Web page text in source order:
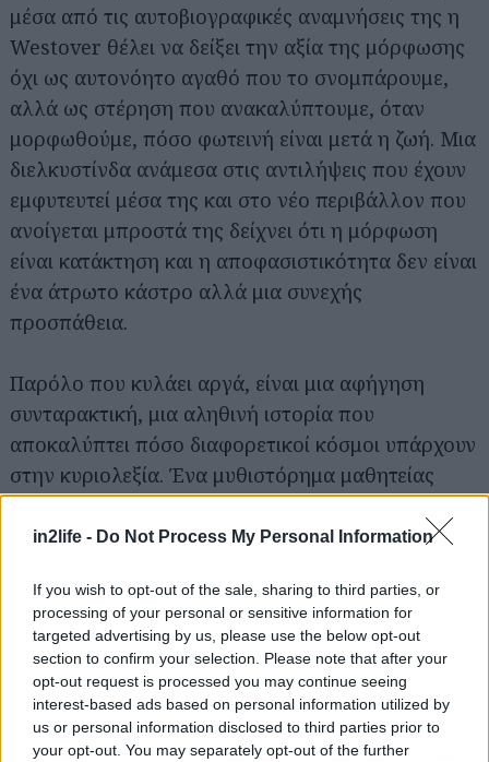
in2life - Do Not Process My Personal Information
If you wish to opt-out of the sale, sharing to third parties, or
processing of your personal or sensitive information for
targeted advertising by us, please use the below opt-out
section to confirm your selection. Please note that after your
opt-out request is processed you may continue seeing
interest-based ads based on personal information utilized by
us or personal information disclosed to third parties prior to
your opt-out. You may separately opt-out of the further
μέσα από τις αυτοβιογραφικές αναμνήσεις της η
Westover θέλει να δείξει την αξία της μόρφωσης
όχι ως αυτονόητο αγαθό που το σνομπάρουμε,
αλλά ως στέρηση που ανακαλύπτουμε, όταν
μορφωθούμε, πόσο φωτεινή είναι μετά η ζωή. Μια
διελκυστίνδα ανάμεσα στις αντιλήψεις που έχουν
εμφυτευτεί μέσα της και στο νέο περιβάλλον που
ανοίγεται μπροστά της δείχνει ότι η μόρφωση
είναι κατάκτηση και η αποφασιστικότητα δεν είναι
ένα άτρωτο κάστρο αλλά μια συνεχής
προσπάθεια.
Παρόλο που κυλάει αργά, είναι μια αφήγηση
συνταρακτική, μια αληθινή ιστορία που
αποκαλύπτει πόσο διαφορετικοί κόσμοι υπάρχουν
στην κυριολεξία. Ένα μυθιστόρημα μαθητείας
χτίζεται όχι με λόγια αλλά με πράξεις και η
εκπαίδευση έρχεται ως κυνήγι και ως πάλη με τον
Πάπισσα Ιωάννα
για...